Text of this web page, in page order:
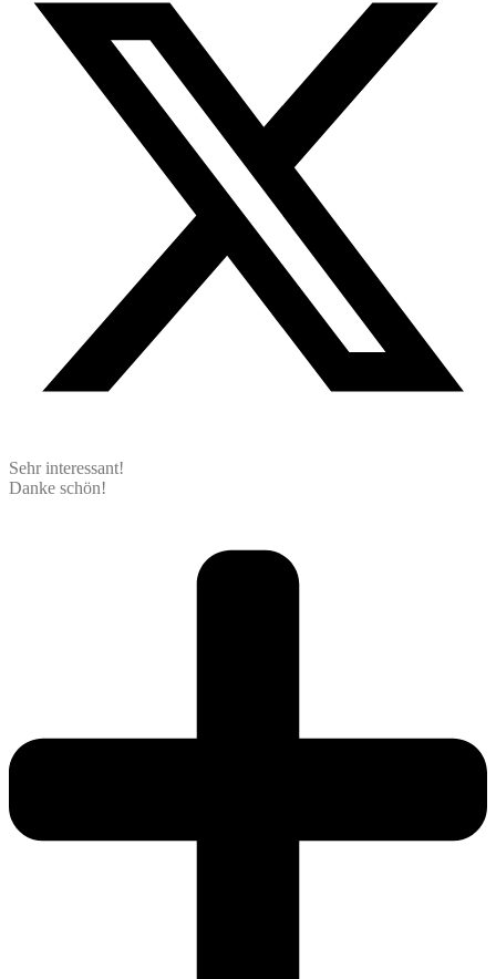
Sehr interessant!
Danke schön!